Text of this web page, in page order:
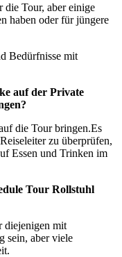
die Tour, aber einige
haben oder für jüngere
Bedürfnisse mit
auf der Private
die Tour bringen.Es
zu überprüfen,
Essen und Trinken im
Tour Rollstuhl
diejenigen mit
sein, aber viele